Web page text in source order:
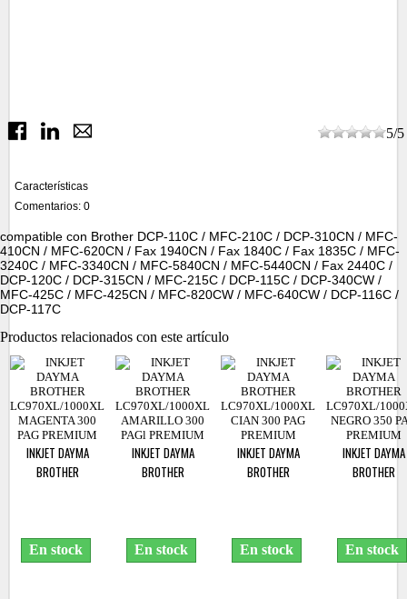
5/5
Características
Comentarios: 0
compatible con Brother DCP-110C / MFC-210C / DCP-310CN / MFC-
410CN / MFC-620CN / Fax 1940CN / Fax 1840C / Fax 1835C / MFC-
3240C / MFC-3340CN / MFC-5840CN / MFC-5440CN / Fax 2440C /
DCP-120C / DCP-315CN / MFC-215C / DCP-115C / DCP-340CW /
MFC-425C / MFC-425CN / MFC-820CW / MFC-640CW / DCP-116C /
DCP-117C
Productos relacionados con este artículo
INKJET DAYMA
BROTHER
En stock
INKJET DAYMA
BROTHER
En stock
INKJET DAYMA
BROTHER
En stock
INKJET DAYMA
BROTHER
En stock